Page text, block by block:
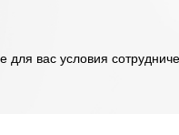
вас условия